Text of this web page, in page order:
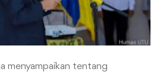
menyampaikan tentang